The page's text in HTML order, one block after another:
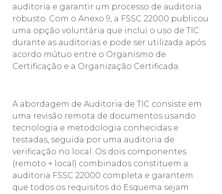
auditoria e garantir um processo de auditoria
robusto. Com o Anexo 9, a FSSC 22000 publicou
uma opção voluntária que inclui o uso de TIC
durante as auditorias e pode ser utilizada após
acordo mútuo entre o Organismo de
Certificação e a Organização Certificada.
A abordagem de Auditoria de TIC consiste em
uma revisão remota de documentos usando
tecnologia e metodologia conhecidas e
testadas, seguida por uma auditoria de
verificação no local. Os dois componentes
(remoto + local) combinados constituem a
auditoria FSSC 22000 completa e garantem
que todos os requisitos do Esquema sejam